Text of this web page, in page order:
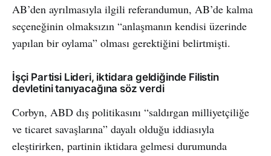
AB’den ayrılmasıyla ilgili referandumun, AB’de kalma
seçeneğinin olmaksızın “anlaşmanın kendisi üzerinde
yapılan bir oylama” olması gerektiğini belirtmişti.
İşçi Partisi Lideri, iktidara geldiğinde Filistin
devletini tanıyacağına söz verdi
Corbyn, ABD dış politikasını “saldırgan milliyetçiliğe
ve ticaret savaşlarına” dayalı olduğu iddiasıyla
eleştirirken, partinin iktidara gelmesi durumunda